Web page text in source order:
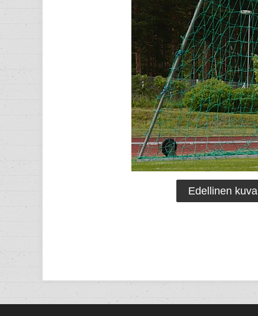
Edellinen kuva